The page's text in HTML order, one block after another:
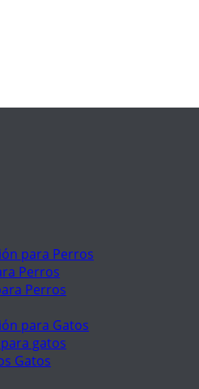
para Perros
Perros
Perros
para Gatos
gatos
Gatos